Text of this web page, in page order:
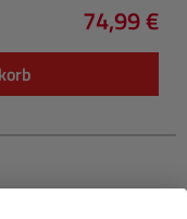
74,99 €